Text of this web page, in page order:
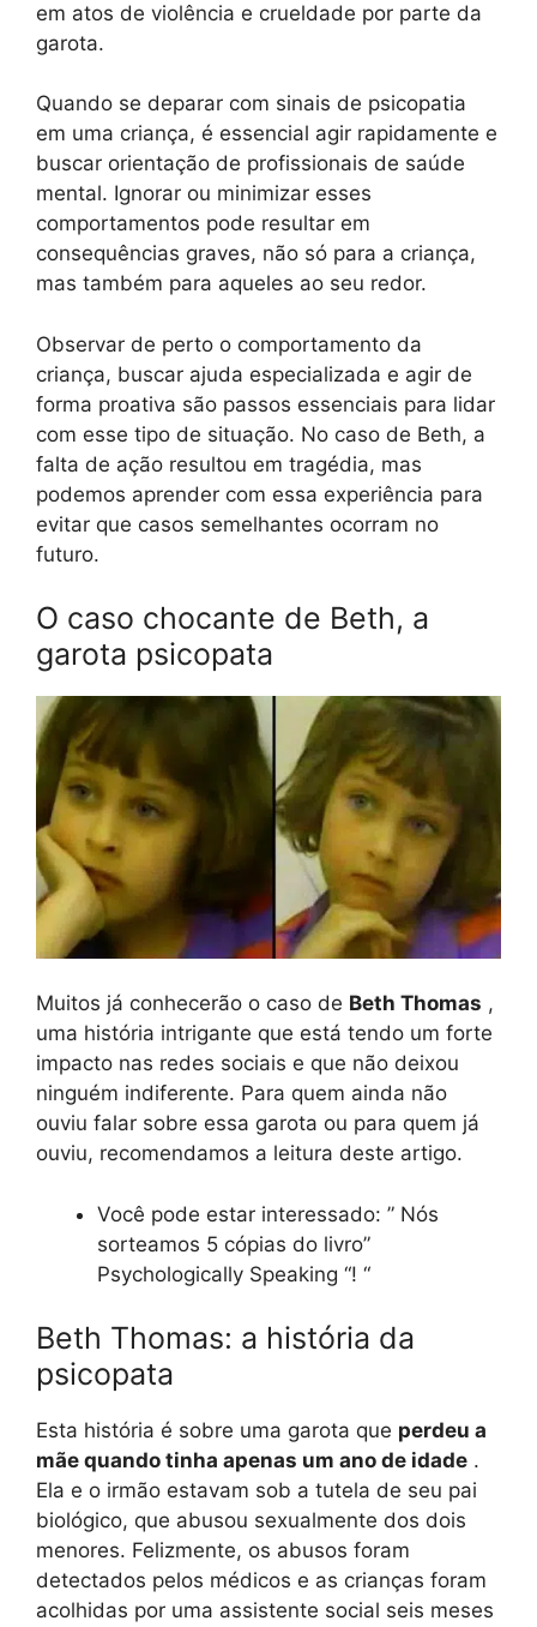
em atos de violência e crueldade por parte da
garota.
Quando se deparar com sinais de psicopatia
em uma criança, é essencial agir rapidamente e
buscar orientação de profissionais de saúde
mental. Ignorar ou minimizar esses
comportamentos pode resultar em
consequências graves, não só para a criança,
mas também para aqueles ao seu redor.
Observar de perto o comportamento da
criança, buscar ajuda especializada e agir de
forma proativa são passos essenciais para lidar
com esse tipo de situação. No caso de Beth, a
falta de ação resultou em tragédia, mas
podemos aprender com essa experiência para
evitar que casos semelhantes ocorram no
futuro.
O caso chocante de Beth, a
garota psicopata
Muitos já conhecerão o caso de Beth Thomas ,
uma história intrigante que está tendo um forte
impacto nas redes sociais e que não deixou
ninguém indiferente. Para quem ainda não
ouviu falar sobre essa garota ou para quem já
ouviu, recomendamos a leitura deste artigo.
Você pode estar interessado: ” Nós
sorteamos 5 cópias do livro”
Psychologically Speaking “! “
Beth Thomas: a história da
psicopata
Esta história é sobre uma garota que perdeu a
mãe quando tinha apenas um ano de idade .
Ela e o irmão estavam sob a tutela de seu pai
biológico, que abusou sexualmente dos dois
menores. Felizmente, os abusos foram
detectados pelos médicos e as crianças foram
acolhidas por uma assistente social seis meses